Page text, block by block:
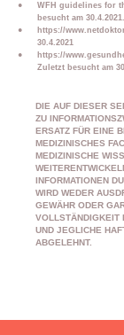
WFH guidelines for
besucht am
https://
30.4.2021
https://
Zuletzt besucht am
DIE AUF DIESER
ZU
ERSATZ FÜR EINE
MEDIZINISCHES
MEDIZINISCHE
INFORMATIONEN
WIRD WEDER
GEWÄHR ODER
VOLLSTÄNDIGKEIT
UND JEGLICHE
ABGELEHNT.